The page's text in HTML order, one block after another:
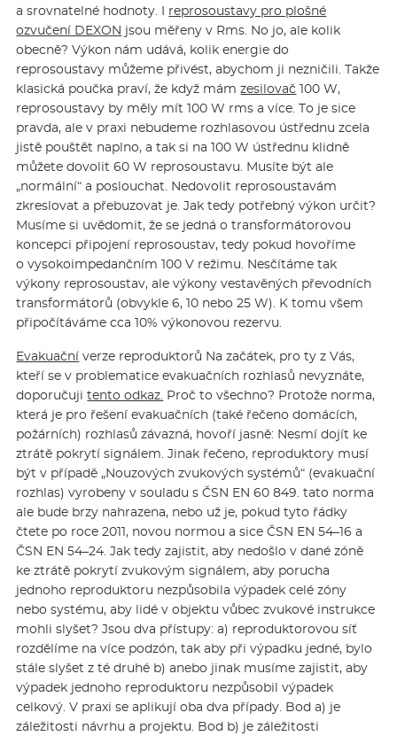
a srovnatelné hodnoty. I reprosoustavy pro plošné
ozvučení DEXON jsou měřeny v Rms. No jo, ale kolik
obecně? Výkon nám udává, kolik energie do
reprosoustavy můžeme přivést, abychom ji nezničili. Takže
klasická poučka praví, že když mámzesilovač 100 W,
reprosoustavy by měly mít 100 W rms a více. To je sice
pravda, ale v praxi nebudeme rozhlasovou ústřednu zcela
jistě pouštět naplno, a tak si na 100 W ústřednu klidně
můžete dovolit 60 W reprosoustavu. Musíte být ale
„normální“ a poslouchat. Nedovolit reprosoustavám
zkreslovat a přebuzovat je. Jak tedy potřebný výkon určit?
Musíme si uvědomit, že se jedná o transformátorovou
koncepci připojení reprosoustav, tedy pokud hovoříme
o vysokoimpedančním 100 V režimu. Nesčítáme tak
výkony reprosoustav, ale výkony vestavěných převodních
transformátorů (obvykle 6, 10 nebo 25 W). K tomu všem
připočítáváme cca 10% výkonovou rezervu.
Evakuační verze reproduktorů Na začátek, pro ty z Vás,
kteří se v problematice evakuačních rozhlasů nevyznáte,
doporučujitento odkaz. Proč to všechno? Protože norma,
která je pro řešení evakuačních (také řečeno domácích,
požárních) rozhlasů závazná, hovoří jasně: Nesmí dojít ke
ztrátě pokrytí signálem. Jinak řečeno, reproduktory musí
být v případě „Nouzových zvukových systémů“ (evakuační
rozhlas) vyrobeny v souladu s ČSN EN 60 849. tato norma
ale bude brzy nahrazena, nebo už je, pokud tyto řádky
čtete po roce 2011, novou normou a sice ČSN EN 54–16 a
ČSN EN 54–24. Jak tedy zajistit, aby nedošlo v dané zóně
ke ztrátě pokrytí zvukovým signálem, aby porucha
jednoho reproduktoru nezpůsobila výpadek celé zóny
nebo systému, aby lidé v objektu vůbec zvukové instrukce
mohli slyšet? Jsou dva přístupy: a) reproduktorovou síť
rozdělíme na více podzón, tak aby při výpadku jedné, bylo
stále slyšet z té druhé b) anebo jinak musíme zajistit, aby
výpadek jednoho reproduktoru nezpůsobil výpadek
celkový. V praxi se aplikují oba dva případy. Bod a) je
záležitosti návrhu a projektu. Bod b) je záležitosti